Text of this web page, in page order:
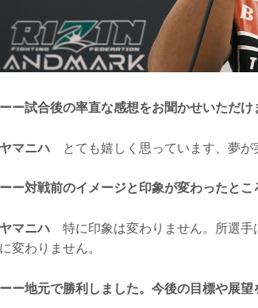
ーー試合後の率直な感想をお聞かせいただけ
ヤマニハ とても嬉しく思っています、夢が
ーー対戦前のイメージと印象が変わったとこ
ヤマニハ 特に印象は変わりません。所選手
に変わりません。
ーー地元で勝利しました。今後の目標や展望